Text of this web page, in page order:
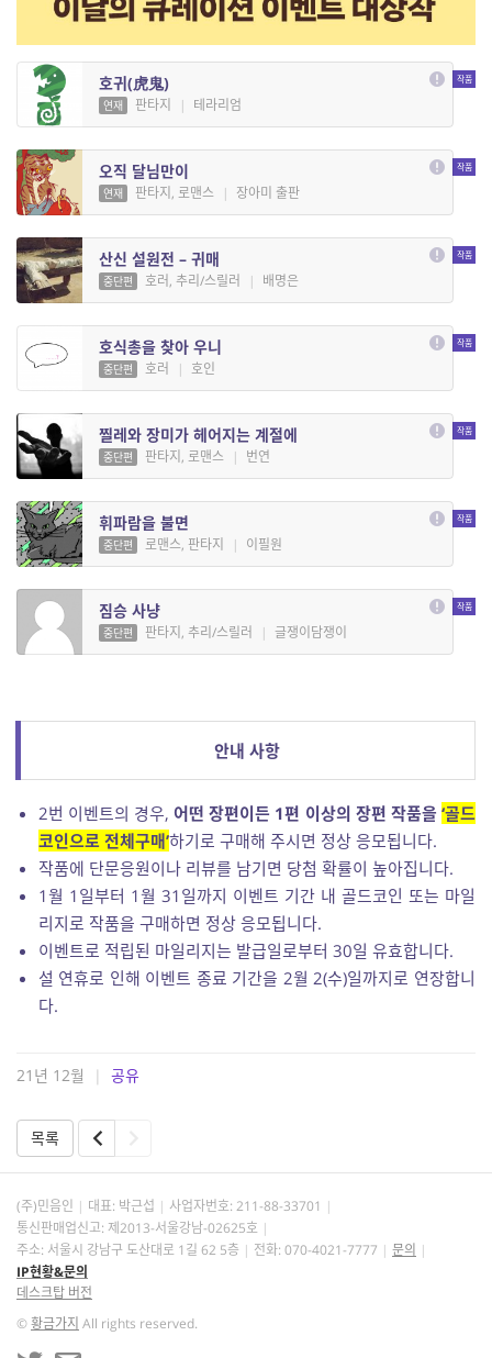
호귀(虎鬼)
연재 판타지 | 테라리엄
오직 달님만이
연재 판타지, 로맨스 | 장아미 출판
산신 설원전 – 귀매
중단편 호러, 추리/스릴러 | 배명은
호식총을 찾아 우니
중단편 호러 | 호인
찔레와 장미가 헤어지는 계절에
중단편 판타지, 로맨스 | 번연
휘파람을 불면
중단편 로맨스, 판타지 | 이필원
짐승 사냥
중단편 판타지, 추리/스릴러 | 글쟁이담쟁이
안내 사항
2번 이벤트의 경우, 어떤 장편이든 1편 이상의 장편 작품을 ‘골드
코인으로 전체구매’하기로 구매해 주시면 정상 응모됩니다.
작품에 단문응원이나 리뷰를 남기면 당첨 확률이 높아집니다.
1월 1일부터 1월 31일까지 이벤트 기간 내 골드코인 또는 마일
리지로 작품을 구매하면 정상 응모됩니다.
이벤트로 적립된 마일리지는 발급일로부터 30일 유효합니다.
설 연휴로 인해 이벤트 종료 기간을 2월 2(수)일까지로 연장합니
다.
21년 12월 | 공유
목록
(주)민음인 대표: 박근섭 사업자번호: 211-88-33701
통신판매업신고: 제2013-서울강남-02625호
주소: 서울시 강남구 도산대로 1길 62 5층
전화: 070-4021-7777
문의
IP현황&문의
데스크탑 버전
©황금가지 All rights reserved.